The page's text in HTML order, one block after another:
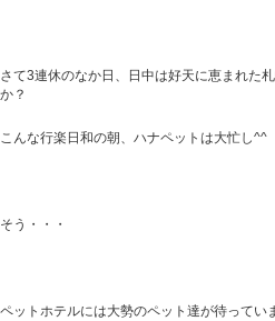
さて3連休のなか日、日中は好天に恵まれた
か？
こんな行楽日和の朝、ハナペットは大忙し^^
そう・・・
ペットホテルには大勢のペット達が待ってい